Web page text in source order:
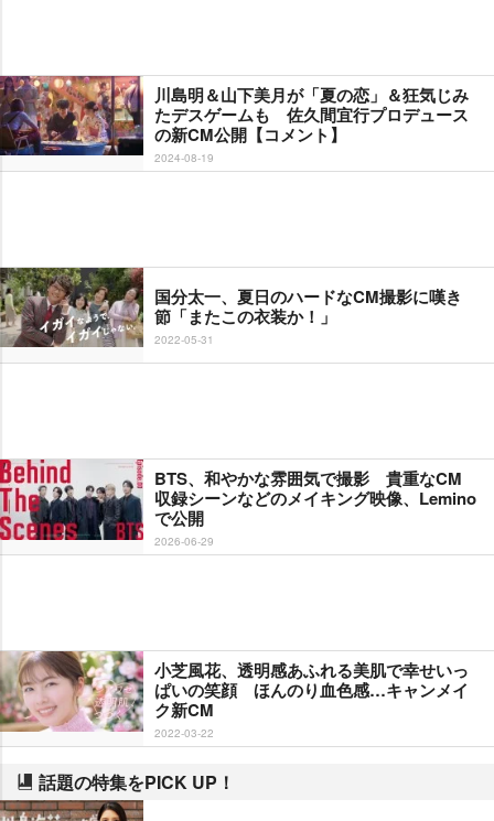
川島明＆山下美月が「夏の恋」＆狂気じみ
たデスゲームも 佐久間宜行プロデュース
の新CM公開【コメント】
2024-08-19
国分太一、夏日のハードなCM撮影に嘆き
節「またこの衣装か！」
2022-05-31
BTS、和やかな雰囲気で撮影 貴重なCM
収録シーンなどのメイキング映像、Lemino
で公開
2026-06-29
小芝風花、透明感あふれる美肌で幸せいっ
ぱいの笑顔 ほんのり血色感…キャンメイ
ク新CM
2022-03-22
話題の特集をPICK UP！